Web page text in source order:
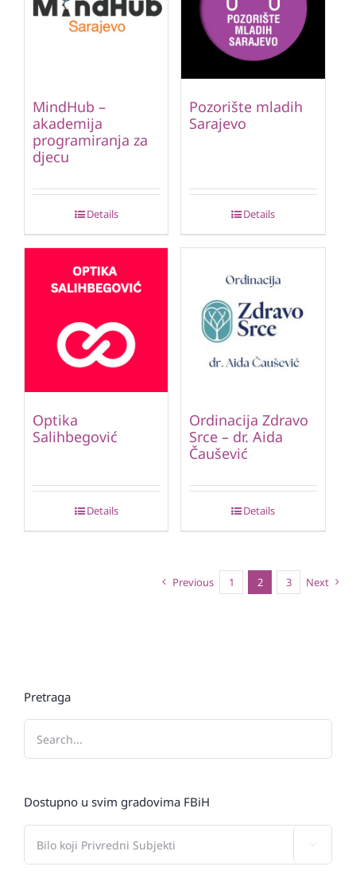
MindHub –
akademija
programiranja za
djecu
Details
Pozorište mladih
Sarajevo
Details
Optika
Salihbegović
Details
Ordinacija Zdravo
Srce – dr. Aida
Čaušević
Details
Previous 1 2 3 Next
Pretraga
Dostupno u svim gradovima FBiH